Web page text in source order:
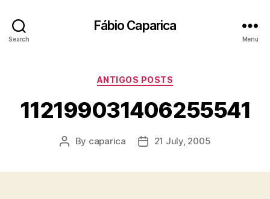
Search
Fábio Caparica
Menu
Categories
ANTIGOS POSTS
112199031406255541
Post
By caparica
Post21 July, 2005